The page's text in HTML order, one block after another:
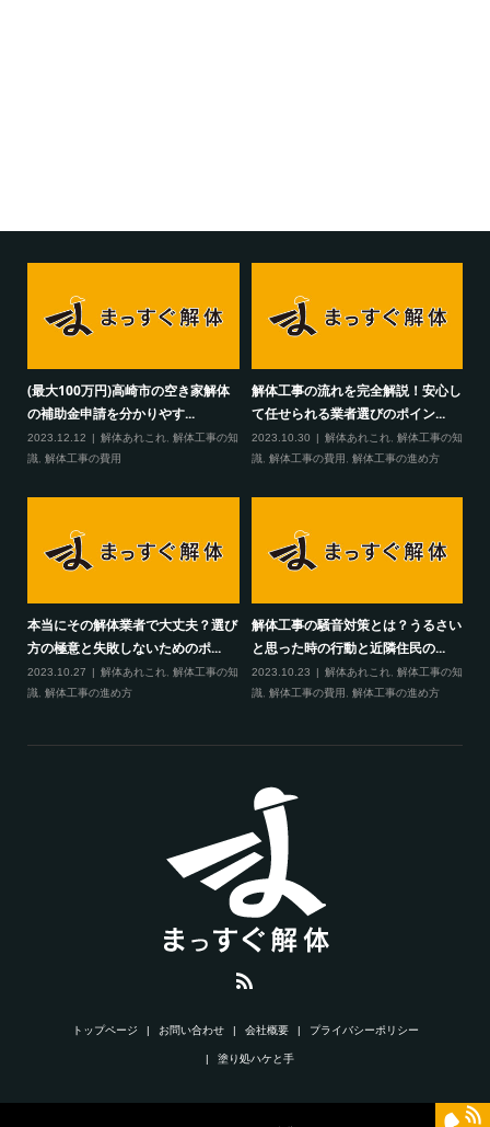
(最大100万円)高崎市の空き家解体
の補助金申請を分かりやす...
2023.12.12 解体あれこれ, 解体工事の知
識, 解体工事の費用
解体工事の流れを完全解説！安心し
て任せられる業者選びのポイン...
2023.10.30 解体あれこれ, 解体工事の知
識, 解体工事の費用 , 解体工事の進め方
本当にその解体業者で大丈夫？選び
方の極意と失敗しないためのポ...
2023.10.27 解体あれこれ
解体工事の知
識
解体工事の進め方
解体工事の騒音対策とは？うるさい
と思った時の行動と近隣住民の...
2023.10.23 解体あれこれ
解体工事の知
識
解体工事の費用 解体工事の進め方
トップページ お問い合わせ 会社概要 プライバシーポリシー
塗り処ハケと手